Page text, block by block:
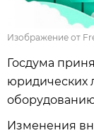
Изображение от
Госдума
юридических
Изменения